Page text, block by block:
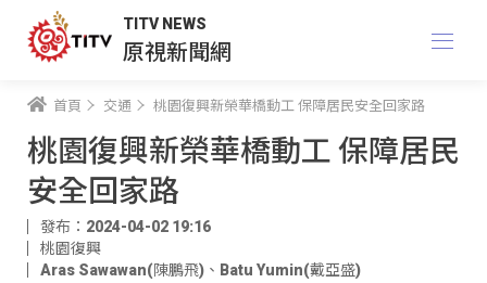
TITV NEWS
原視新聞網
首頁 交通 桃園復興新榮華橋動工 保障居民安全回家路
桃園復興新榮華橋動工 保障居民
安全回家路
發布：2024-04-02 19:16
桃園復興
Aras Sawawan(陳鵬飛) 、 Batu Yumin(戴亞盛)